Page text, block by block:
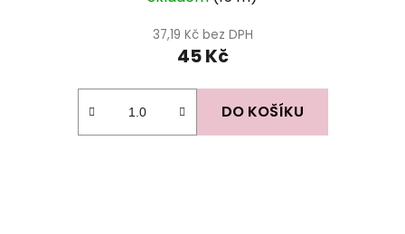
37,19 Kč bez DPH
45 Kč
DO KOŠÍKU